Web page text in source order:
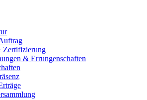
Zertifizierung
& Errungenschaften